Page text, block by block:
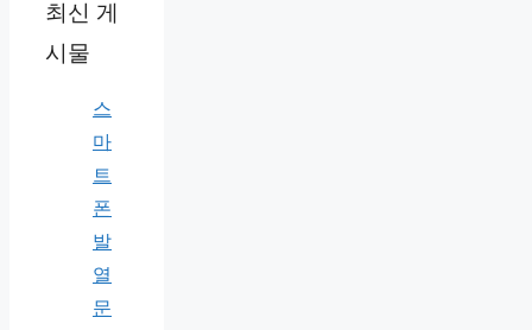
최신 게
시물
스
마
트
폰
발
열
문